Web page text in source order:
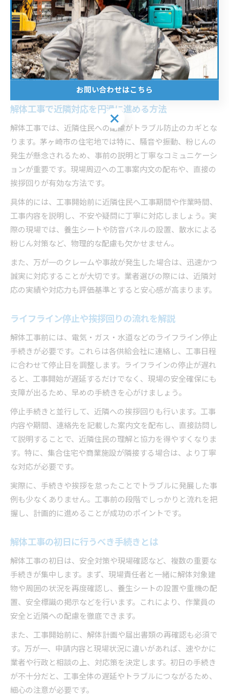
り、工事が延期されるケースもあります。建物滅失登記の申
請も解体完了後に速やかに行うことが大切です。
書類の作成時には、解体する建物の所在地、構造、面積、工
事内容などを正確に記載し、必要に応じて委任状も準備しま
しょう。業者に手続きを依頼する場合でも、進捗状況を自分
で把握しておくことで安心につながります。
解体工事で近隣対応を円滑に進める方法
解体工事では、近隣住民への配慮がトラブル防止のカギとな
ります。茅ヶ崎市の住宅地では特に、騒音や振動、粉じんの
発生が懸念されるため、事前の説明と丁寧なコミュニケーシ
ョンが重要です。現場周辺への工事案内文の配布や、直接の
挨拶回りが有効な方法です。
具体的には、工事開始前に近隣住民へ工事期間や作業時間、
工事内容を説明し、不安や疑問に丁寧に対応しましょう。実
際の現場では、養生シートや防音パネルの設置、散水による
粉じん対策など、物理的な配慮も欠かせません。
また、万が一のクレームや事故が発生した場合は、迅速かつ
誠実に対応することが大切です。業者選びの際には、近隣対
応の実績や対応力も評価基準とすると安心感が高まります。
ライフライン停止や挨拶回りの流れを解説
解体工事前には、電気・ガス・水道などのライフライン停止
手続きが必要です。これらは各供給会社に連絡し、工事日程
に合わせて停止日を調整します。ライフラインの停止が遅れ
ると、工事開始が遅延するだけでなく、現場の安全確保にも
支障が出るため、早めの手続きを心がけましょう。
停止手続きと並行して、近隣への挨拶回りも行います。工事
内容や期間、連絡先を記載した案内文を配布し、直接訪問し
て説明することで、近隣住民の理解と協力を得やすくなりま
す。特に、集合住宅や商業施設が隣接する場合は、より丁寧
な対応が必要です。
実際に、手続きや挨拶を怠ったことでトラブルに発展した事
例も少なくありません。工事前の段階でしっかりと流れを把
握し、計画的に進めることが成功のポイントです。
解体工事の初日に行うべき手続きとは
解体工事の初日は、安全対策や現場確認など、複数の重要な
手続きが集中します。まず、現場責任者と一緒に解体対象建
物や周囲の状況を再度確認し、養生シートの設置や重機の配
置、安全標識の掲示などを行います。これにより、作業員の
安全と近隣への配慮を徹底できます。
また、工事開始前に、解体計画や届出書類の再確認も必須で
す。万が一、申請内容と現場状況に違いがあれば、速やかに
業者や行政と相談の上、対応策を決定します。初日の手続き
が不十分だと、工事全体の遅延やトラブルにつながるため、
細心の注意が必要です。
お問い合わせはこちら
お問い合わせはこちら